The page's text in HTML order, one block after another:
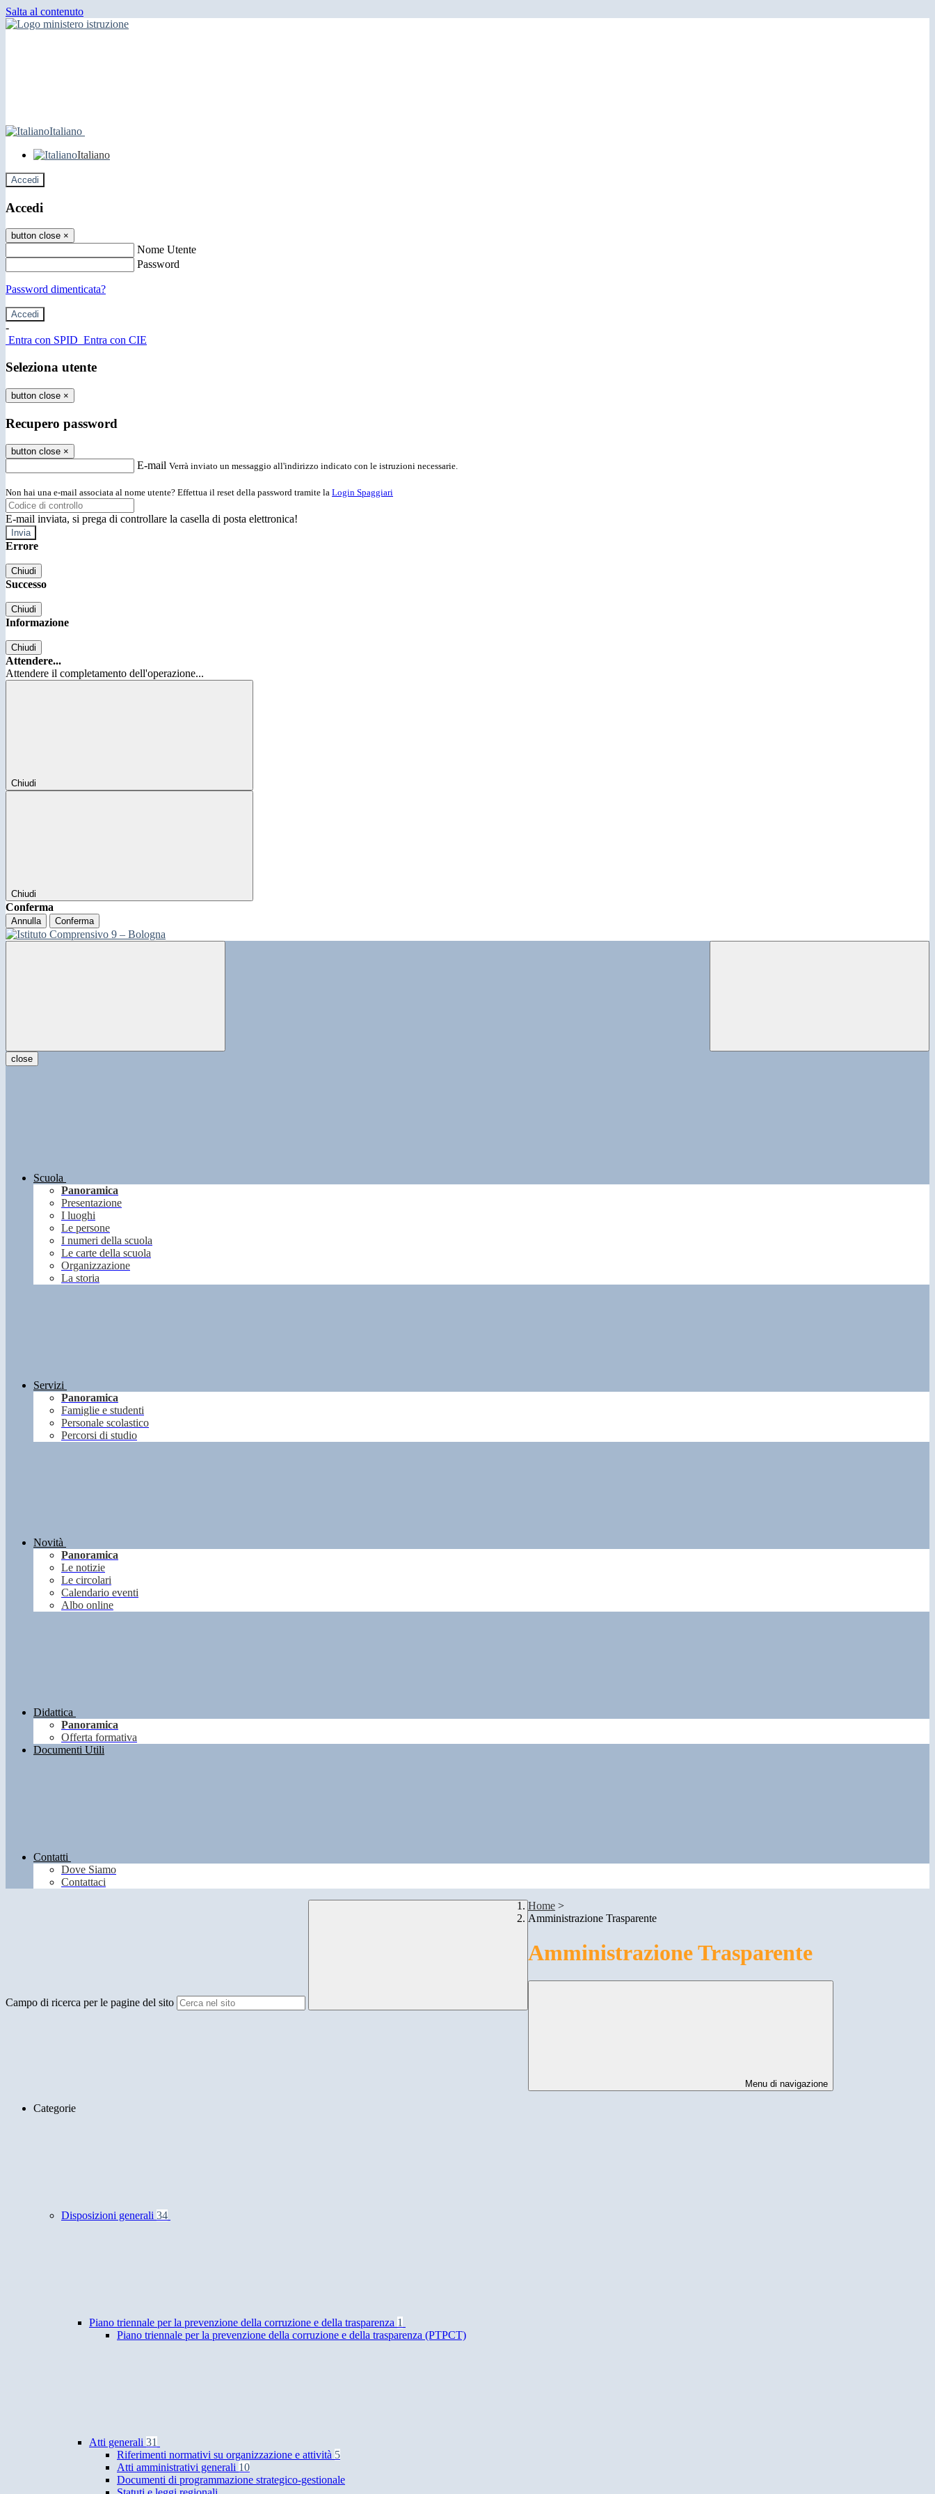
Salta al contenuto
Italiano
Italiano
Accedi
Accedi
button close ×
Nome Utente
Password
Password dimenticata?
-
Entra con SPID Entra con CIE
Seleziona utente
button close ×
Recupero password
button close ×
E-mail Verrà inviato un messaggio all'indirizzo indicato con le istruzioni necessarie.
Non hai una e-mail associata al nome utente? Effettua il reset della password tramite la Login Spaggiari
E-mail inviata, si prega di controllare la casella di posta elettronica!
Errore
Chiudi
Successo
Chiudi
Informazione
Chiudi
Attendere...
Attendere il completamento dell'operazione...
Chiudi
Chiudi
Conferma
Annulla Conferma
close
Scuola
Panoramica
Presentazione
I luoghi
Le persone
I numeri della scuola
Le carte della scuola
Organizzazione
La storia
Servizi
Panoramica
Famiglie e studenti
Personale scolastico
Percorsi di studio
Novità
Panoramica
Le notizie
Le circolari
Calendario eventi
Albo online
Didattica
Panoramica
Offerta formativa
Documenti Utili
Contatti
Dove Siamo
Contattaci
Campo di ricerca per le pagine del sito
Home >
Amministrazione Trasparente
Amministrazione Trasparente
Menu di navigazione
Categorie
Disposizioni generali 34
Piano triennale per la prevenzione della corruzione e della trasparenza 1
Piano triennale per la prevenzione della corruzione e della trasparenza (PTPCT)
Atti generali 31
Riferimenti normativi su organizzazione e attività 5
Atti amministrativi generali 10
Documenti di programmazione strategico-gestionale